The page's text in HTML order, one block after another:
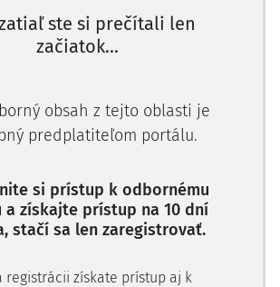
ste si prečítali len
začiatok...
obsah z tejto oblasti je
predplatiteľom portálu.
si prístup k odbornému
a získajte prístup na 10 dní
stačí sa len zaregistrovať.
registrácii získate prístup aj k